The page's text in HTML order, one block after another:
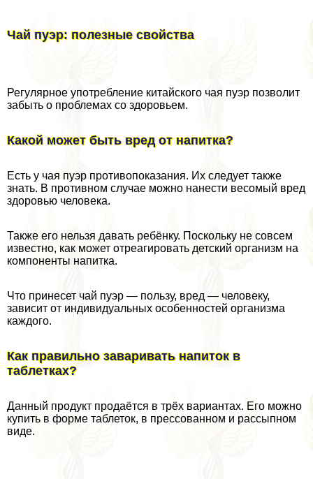
Чай пуэр: полезные свойства
Регулярное употрeбление китайского чая пуэр позволит
забыть о проблемах со здоровьем.
Какой может быть вред от напитка?
Есть у чая пуэр противопоказания. Их следует также
знать. В противном случае можно нанести весомый вред
здоровью человека.
Также его нельзя давать ребёнку. Поскольку не совсем
известно, как может отреагировать детский организм на
компоненты напитка.
Что принесет чай пуэр — пользу, вред — человеку,
зависит от индивидуальных особенностей организма
каждого.
Как правильно заваривать напиток в
таблетках?
Данный продукт продаётся в трёх вариантах. Его можно
купить в форме таблеток, в прессованном и рассыпном
виде.